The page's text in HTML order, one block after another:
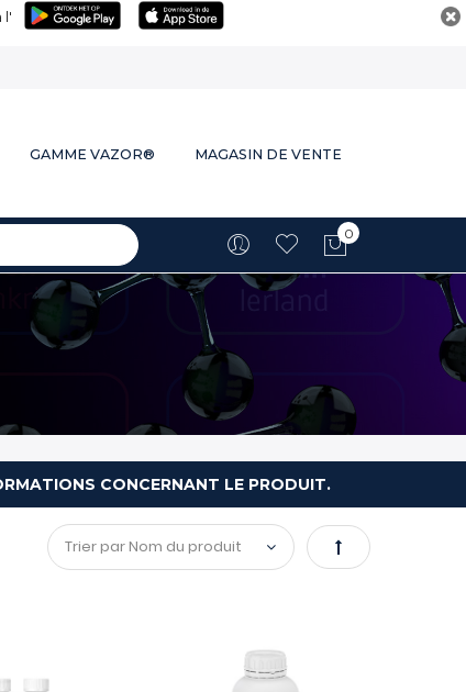
l'
GAMME VAZOR® MAGASIN DE VENTE
Mon
0
CONCERNANT LE PRODUIT.
Par